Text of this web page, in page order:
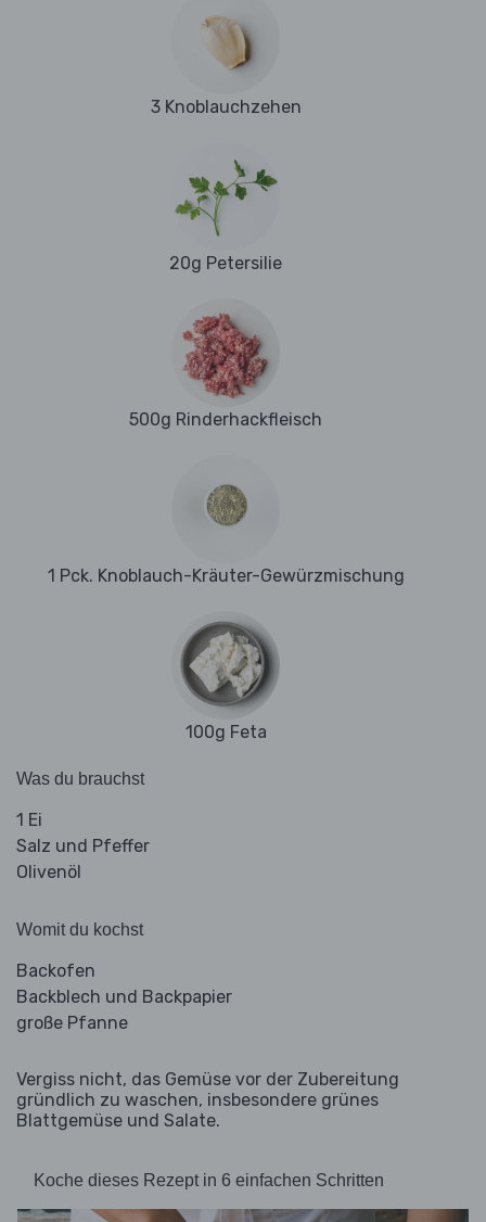
3 Knoblauchzehen
20g Petersilie
500g Rinderhackfleisch
1 Pck. Knoblauch-Kräuter-Gewürzmischung
100g Feta
Was du brauchst
1 Ei
Salz und Pfeffer
Olivenöl
Womit du kochst
Backofen
Backblech und Backpapier
große Pfanne
Vergiss nicht, das Gemüse vor der Zubereitung
gründlich zu waschen, insbesondere grünes
Blattgemüse und Salate.
Koche dieses Rezept in 6 einfachen Schritten